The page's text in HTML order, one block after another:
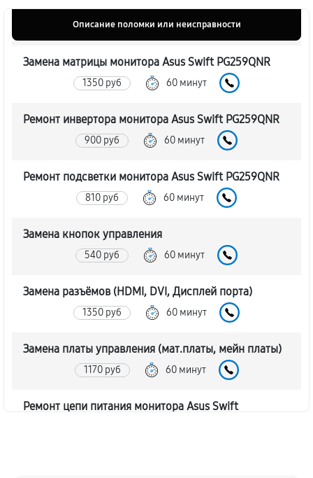
Описание поломки или неисправности
Замена матрицы монитора Asus Swift PG259QNR
1350 руб 60 минут
Ремонт инвертора монитора Asus Swift PG259QNR
900 руб 60 минут
Ремонт подсветки монитора Asus Swift PG259QNR
810 руб 60 минут
Замена кнопок управления
540 руб 60 минут
Замена разъёмов (HDMI, DVI, Дисплей порта)
1350 руб 60 минут
Замена платы управления (мат.платы, мейн платы)
1170 руб 60 минут
Ремонт цепи питания монитора Asus Swift